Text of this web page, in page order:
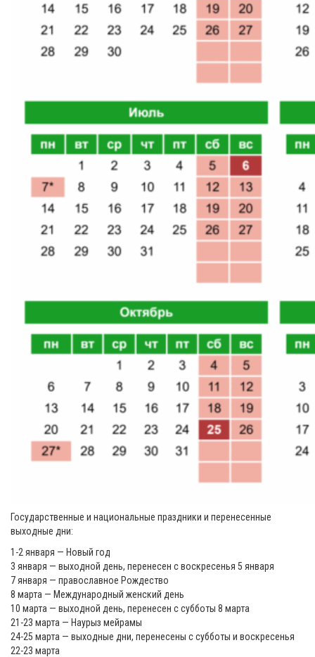
Государственные и национальные праздники и перенесенные
выходные дни:
1-2 января — Новый год
3 января — выходной день, перенесен с воскресенья 5 января
7 января — православное Рождество
8 марта — Международный женский день
10 марта — выходной день, перенесен с субботы 8 марта
21-23 марта — Наурыз мейрамы
24-25 марта — выходные дни, перенесены с субботы и воскресенья
22-23 марта